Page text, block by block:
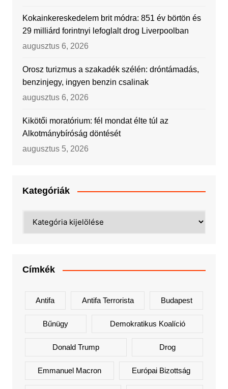
Kokainkereskedelem brit módra: 851 év börtön és
29 milliárd forintnyi lefoglalt drog Liverpoolban
augusztus 6, 2026
Orosz turizmus a szakadék szélén: dróntámadás,
benzinjegy, ingyen benzin csalinak
augusztus 6, 2026
Kikötői moratórium: fél mondat élte túl az
Alkotmánybíróság döntését
augusztus 5, 2026
Kategóriák
Címkék
Antifa Antifa Terrorista Budapest
Bűnügy Demokratikus Koalíció
Donald Trump Drog
Emmanuel Macron Európai Bizottság